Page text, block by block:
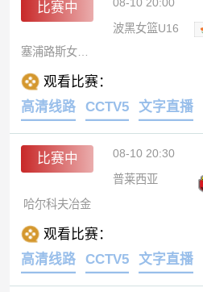
比赛中 08-10 20:00
波黑女篮U16
观看比赛：
高清线路
CCTV5 文字直播
比赛中 08-10 20:30
普莱西亚
哈尔科夫冶金
观看比赛：
高清线路
CCTV5 文字直播